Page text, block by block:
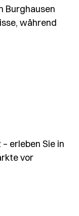
Burghausen
während
erleben Sie in
vor